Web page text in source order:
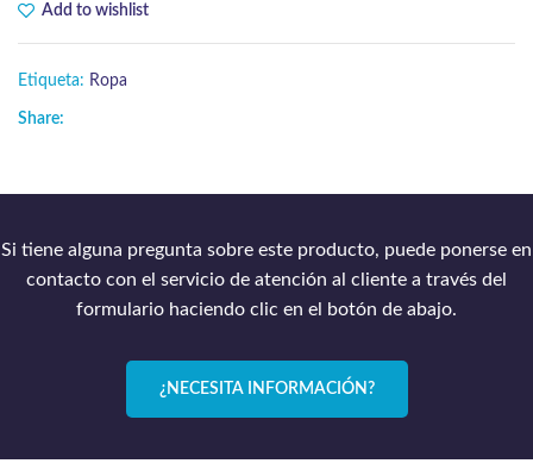
Add to wishlist
Etiqueta: Ropa
Share:
Si tiene alguna pregunta sobre este producto, puede ponerse en
contacto con el servicio de atención al cliente a través del
formulario haciendo clic en el botón de abajo.
¿NECESITA INFORMACIÓN?